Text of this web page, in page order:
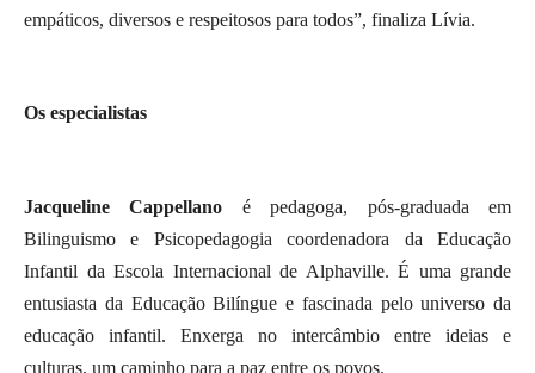
empáticos, diversos e respeitosos para todos”, finaliza Lívia.
Os especialistas
Jacqueline Cappellano é pedagoga, pós-graduada em
Bilinguismo e Psicopedagogia coordenadora da Educação
Infantil da Escola Internacional de Alphaville. É uma grande
entusiasta da Educação Bilíngue e fascinada pelo universo da
educação infantil. Enxerga no intercâmbio entre ideias e
culturas, um caminho para a paz entre os povos.